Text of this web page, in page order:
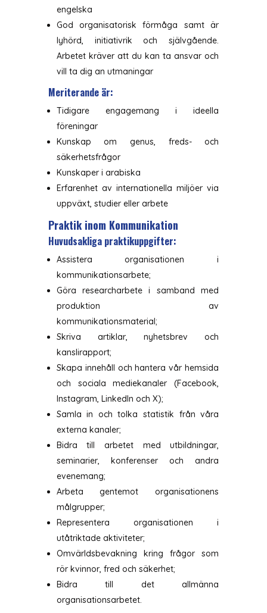
engelska
God organisatorisk förmåga samt är
lyhörd, initiativrik och självgående.
Arbetet kräver att du kan ta ansvar och
vill ta dig an utmaningar
Meriterande är:
Tidigare engagemang i ideella
föreningar
Kunskap om genus, freds- och
säkerhetsfrågor
Kunskaper i arabiska
Erfarenhet av internationella miljöer via
uppväxt, studier eller arbete
Praktik inom Kommunikation
Huvudsakliga praktikuppgifter:
Assistera organisationen i
kommunikationsarbete;
Göra researcharbete i samband med
produktion av
kommunikationsmaterial;
Skriva artiklar, nyhetsbrev och
kanslirapport;
Skapa innehåll och hantera vår hemsida
och sociala mediekanaler (Facebook,
Instagram, LinkedIn och X);
Samla in och tolka statistik från våra
externa kanaler;
Bidra till arbetet med utbildningar,
seminarier, konferenser och andra
evenemang;
Arbeta gentemot organisationens
målgrupper;
Representera organisationen i
utåtriktade aktiviteter;
Omvärldsbevakning kring frågor som
rör kvinnor, fred och säkerhet;
Bidra till det allmänna
organisationsarbetet.